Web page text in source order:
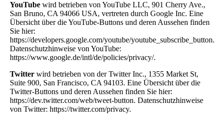
YouTube wird betrieben von YouTube LLC, 901 Cherry Ave.,
San Bruno, CA 94066 USA, vertreten durch Google Inc. Eine
Übersicht über die YouTube-Buttons und deren Aussehen finden
Sie hier:
https://developers.google.com/youtube/youtube_subscribe_button.
Datenschutzhinweise von YouTube:
https://www.google.de/intl/de/policies/privacy/.
Twitter wird betrieben von der Twitter Inc., 1355 Market St,
Suite 900, San Francisco, CA 94103. Eine Übersicht über die
Twitter-Buttons und deren Aussehen finden Sie hier:
https://dev.twitter.com/web/tweet-button. Datenschutzhinweise
von Twitter: https://twitter.com/privacy.